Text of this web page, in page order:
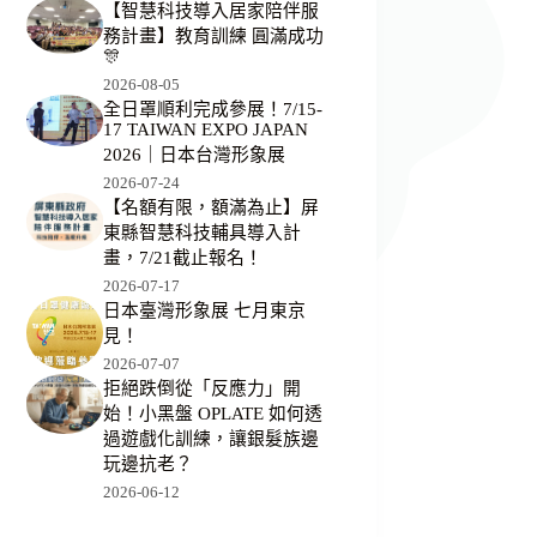
【智慧科技導入居家陪伴服
務計畫】教育訓練 圓滿成功
🎊
2026-08-05
全日罩順利完成參展！7/15-
17 TAIWAN EXPO JAPAN
2026｜日本台灣形象展
2026-07-24
【名額有限，額滿為止】屏
東縣智慧科技輔具導入計
畫，7/21截止報名！
2026-07-17
日本臺灣形象展 七月東京
見！
2026-07-07
拒絕跌倒從「反應力」開
始！小黑盤 OPLATE 如何透
過遊戲化訓練，讓銀髮族邊
玩邊抗老？
2026-06-12